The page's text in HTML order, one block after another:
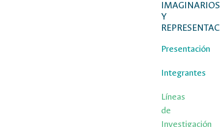
IMAGINARIOS
Y
Presentación
Integrantes
Líneas
de
Investigación